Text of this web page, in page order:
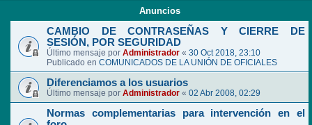
Anuncios
CAMBIO DE CONTRASEÑAS Y CIERRE DE
SESIÓN, POR SEGURIDAD
Último mensaje por Administrador « 30 Oct 2018, 23:10
Publicado en COMUNICADOS DE LA UNIÓN DE OFICIALES
Diferenciamos a los usuarios
Último mensaje por Administrador « 02 Abr 2008, 02:29
Normas complementarias para intervención en el